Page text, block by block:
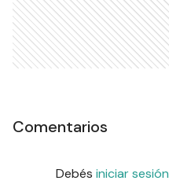
Comentarios
Debés iniciar sesión